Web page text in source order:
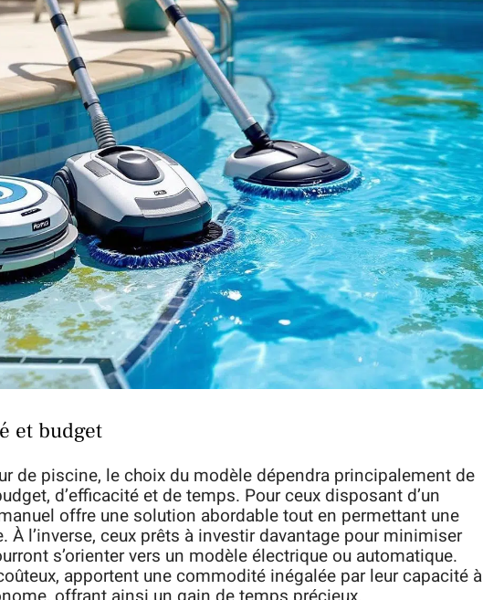
et budget
de piscine, le choix du modèle dépendra principalement de
d’efficacité et de temps. Pour ceux disposant d’un
offre une solution abordable tout en permettant une
À l’inverse, ceux prêts à investir davantage pour minimiser
s’orienter vers un modèle électrique ou automatique.
apportent une commodité inégalée par leur capacité à